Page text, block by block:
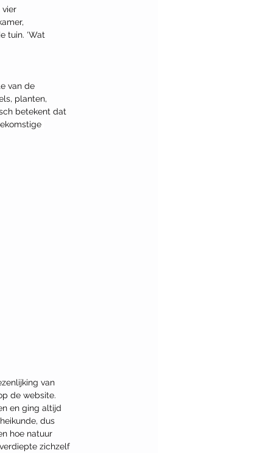
vier
tuin. ‘Wat
van de
planten,
betekent dat
van
de website.
en ging altijd
dus
hoe natuur
zichzelf